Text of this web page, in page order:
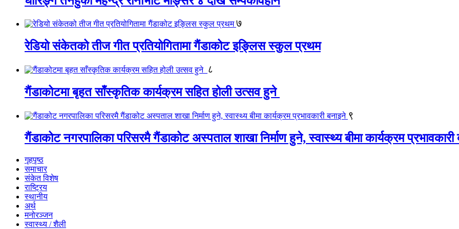
७
रेडियो संकेतको तीज गीत प्रतियोगितामा गैंडाकोट इङ्लिस स्कुल प्रथम
८
गैंडाकोटमा बृहत साँस्कृतिक कार्यक्रम सहित होली उत्सव हुने
९
गैंडाकोट नगरपालिका परिसरमै गैंडाकोट अस्पताल शाखा निर्माण हुने, स्वास्थ्य बीमा कार्यक्रम प्रभावकारी
गृहपृष्ठ
समाचार
संकेत विशेष
राष्ट्रिय
स्थानीय
अर्थ
मनोरञ्जन
स्वास्थ्य / शैली